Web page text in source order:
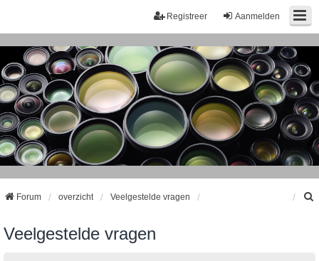
Aanmelden
Registreer
Forum overzicht Veelgestelde vragen
Veelgestelde vragen